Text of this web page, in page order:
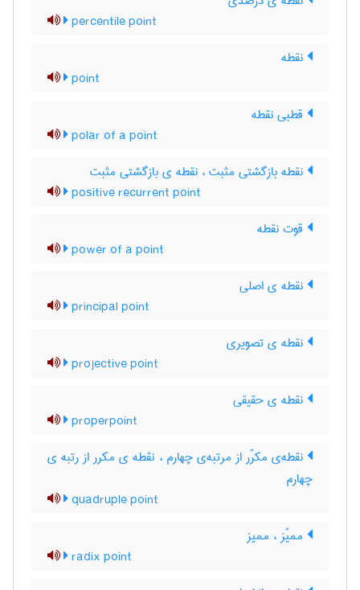
percentile point
نقطه
point
قطبی نقطه
polar of a point
نقطه بازگشتی مثبت ، نقطه ی بازگشتی مثبت
positive recurrent point
قوت نقطه
power of a point
نقطه ی اصلی
principal point
نقطه ی تصویری
projective point
نقطه ی حقیقی
properpoint
نقطه‌ی مکرّر از مرتبه‌ی چهارم ، نقطه ی مکرر از رتبه ی
چهارم
quadruple point
ممیّز ، ممیز
radix point